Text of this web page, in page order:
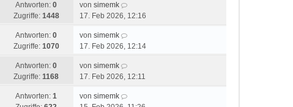
Antworten: 0
Zugriffe: 1448
von simemk
17. Feb 2026, 12:16
Antworten: 0
Zugriffe: 1070
von simemk
17. Feb 2026, 12:14
Antworten: 0
Zugriffe: 1168
von simemk
17. Feb 2026, 12:11
Antworten: 1
von simemk